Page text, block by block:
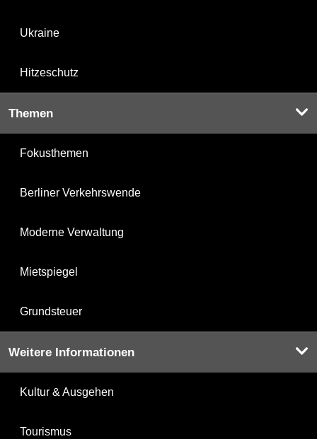
Ukraine
Hitzeschutz
Themen
Fokusthemen
Berliner Verkehrswende
Moderne Verwaltung
Mietspiegel
Grundsteuer
Weitere Informationen
Kultur & Ausgehen
Tourismus